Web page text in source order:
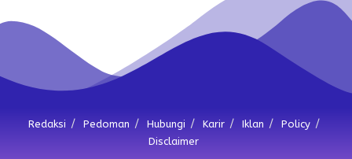
Redaksi Pedoman Hubungi Karir Iklan
Policy
Disclaimer